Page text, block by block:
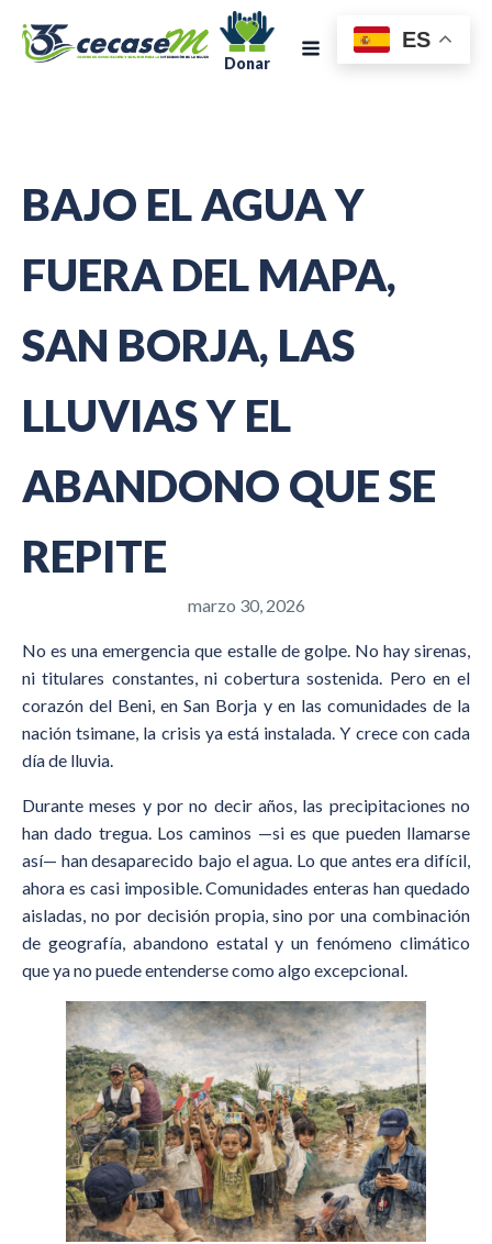
Donar
ES
BAJO EL AGUA Y
FUERA DEL MAPA,
SAN BORJA, LAS
LLUVIAS Y EL
ABANDONO QUE SE
REPITE
marzo 30, 2026
No es una emergencia que estalle de golpe. No hay sirenas,
ni titulares constantes, ni cobertura sostenida. Pero en el
corazón del Beni, en San Borja y en las comunidades de la
nación tsimane, la crisis ya está instalada. Y crece con cada
día de lluvia.
Durante meses y por no decir años, las precipitaciones no
han dado tregua. Los caminos —si es que pueden llamarse
así— han desaparecido bajo el agua. Lo que antes era difícil,
ahora es casi imposible. Comunidades enteras han quedado
aisladas, no por decisión propia, sino por una combinación
de geografía, abandono estatal y un fenómeno climático
que ya no puede entenderse como algo excepcional.